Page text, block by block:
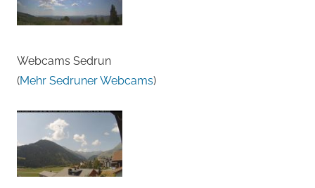
Webcams Sedrun
(Mehr Sedruner Webcams)